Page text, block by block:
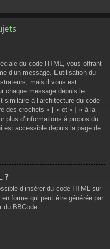
du code HTML, vous offrant
d’un message. L’utilisation du
mais il vous est
chaque message depuis le
similaire à l’architecture du code
des crochets « [ » et « ] » à la
plus d’informations à propos du
est accessible depuis la page de
?
d’insérer du code HTML sur
forme qui peut être générée par
du BBCode.